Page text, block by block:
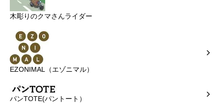
木彫りのクマさんライダー
EZONIMAL（エゾニマル）
パンTOTE(パントート）